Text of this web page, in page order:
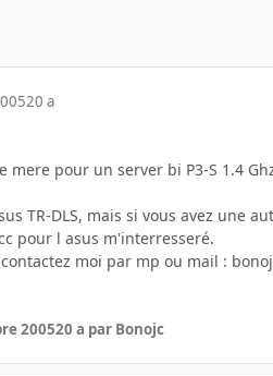
20 a
mere pour un server bi P3-S 1.4
TR-DLS, mais si vous avez une
pour l asus m'interresseré.
moi par mp ou mail :
200520 a par Bonojc